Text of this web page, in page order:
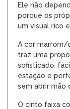
Ele não
porque os
um visual rico
A cor marrom/
traz uma
sofisticado,
estação e
sem abrir mão
O cinto faixa